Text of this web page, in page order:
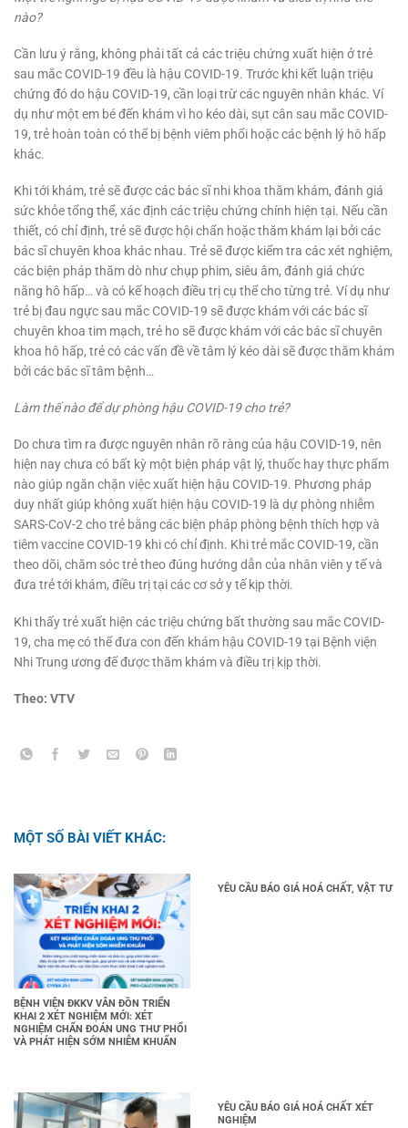
nào?
Cần lưu ý rằng, không phải tất cả các triệu chứng xuất hiện ở trẻ
sau mắc COVID-19 đều là hậu COVID-19. Trước khi kết luận triệu
chứng đó do hậu COVID-19, cần loại trừ các nguyên nhân khác. Ví
dụ như một em bé đến khám vì ho kéo dài, sụt cân sau mắc COVID-
19, trẻ hoàn toàn có thể bị bệnh viêm phổi hoặc các bệnh lý hô hấp
khác.
Khi tới khám, trẻ sẽ được các bác sĩ nhi khoa thăm khám, đánh giá
sức khỏe tổng thể, xác định các triệu chứng chính hiện tại. Nếu cần
thiết, có chỉ định, trẻ sẽ được hội chẩn hoặc thăm khám lại bởi các
bác sĩ chuyên khoa khác nhau. Trẻ sẽ được kiểm tra các xét nghiệm,
các biện pháp thăm dò như chụp phim, siêu âm, đánh giá chức
năng hô hấp… và có kế hoạch điều trị cụ thể cho từng trẻ. Ví dụ như
trẻ bị đau ngực sau mắc COVID-19 sẽ được khám với các bác sĩ
chuyên khoa tim mạch, trẻ ho sẽ được khám với các bác sĩ chuyên
khoa hô hấp, trẻ có các vấn đề về tâm lý kéo dài sẽ được thăm khám
bởi các bác sĩ tâm bệnh…
Làm thế nào để dự phòng hậu COVID-19 cho trẻ?
Do chưa tìm ra được nguyên nhân rõ ràng của hậu COVID-19, nên
hiện nay chưa có bất kỳ một biện pháp vật lý, thuốc hay thực phẩm
nào giúp ngăn chặn việc xuất hiện hậu COVID-19. Phương pháp
duy nhất giúp không xuất hiện hậu COVID-19 là dự phòng nhiễm
SARS-CoV-2 cho trẻ bằng các biện pháp phòng bệnh thích hợp và
tiêm vaccine COVID-19 khi có chỉ định. Khi trẻ mắc COVID-19, cần
theo dõi, chăm sóc trẻ theo đúng hướng dẫn của nhân viên y tế và
đưa trẻ tới khám, điều trị tại các cơ sở y tế kịp thời.
Khi thấy trẻ xuất hiện các triệu chứng bất thường sau mắc COVID-
19, cha mẹ có thể đưa con đến khám hậu COVID-19 tại Bệnh viện
Nhi Trung ương để được thăm khám và điều trị kịp thời.
Theo: VTV
MỘT SỐ BÀI VIẾT KHÁC:
BỆNH VIỆN ĐKKV VÂN ĐỒN TRIỂN
KHAI 2 XÉT NGHIỆM MỚI: XÉT
NGHIỆM CHẨN ĐOÁN UNG THƯ PHỔI
VÀ PHÁT HIỆN SỚM NHIỄM KHUẨN
YÊU CẦU BÁO GIÁ HOÁ CHẤT, VẬT TƯ
YÊU CẦU BÁO GIÁ HOÁ CHẤT XÉT
NGHIỆM